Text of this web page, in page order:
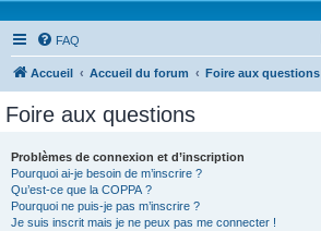
FAQ
Accueil Accueil du forum Foire aux questions
Foire aux questions
Problèmes de connexion et d’inscription
Pourquoi ai-je besoin de m’inscrire ?
Qu’est-ce que la COPPA ?
Pourquoi ne puis-je pas m’inscrire ?
Je suis inscrit mais je ne peux pas me connecter !